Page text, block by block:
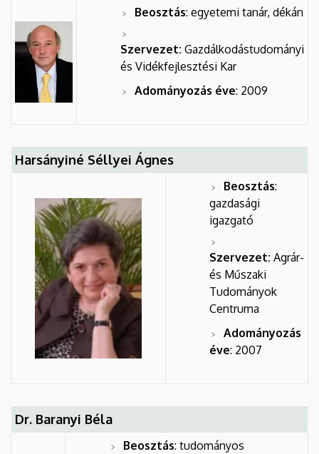
Beosztás: egyetemi tanár, dékán
Szervezet: Gazdálkodástudományi
és Vidékfejlesztési Kar
Adományozás éve: 2009
Harsányiné Séllyei Ágnes
Beosztás:
gazdasági
igazgató
Szervezet: Agrár-
és Műszaki
Tudományok
Centruma
Adományozás
éve: 2007
Dr. Baranyi Béla
Beosztás: tudományos